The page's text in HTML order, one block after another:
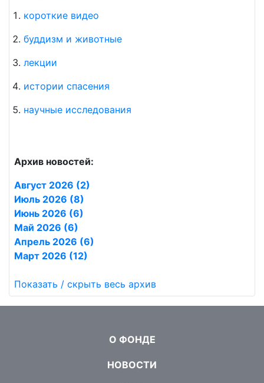
короткие видео
буддизм и животные
лекции
истории спасения
научные исследования
Архив новостей:
Август 2026 (2)
Июль 2026 (8)
Июнь 2026 (6)
Май 2026 (6)
Апрель 2026 (6)
Март 2026 (12)
Показать / скрыть весь архив
О ФОНДЕ
НОВОСТИ